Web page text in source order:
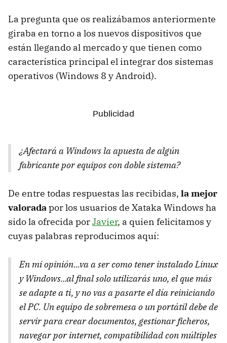
La pregunta que os realizábamos anteriormente
giraba en torno a los nuevos dispositivos que
están llegando al mercado y que tienen como
característica principal el integrar dos sistemas
operativos (Windows 8 y Android).
¿Afectará a Windows la apuesta de algún
fabricante por equipos con doble sistema?
De entre todas respuestas las recibidas, la mejor
valoradapor los usuarios de Xataka Windows ha
sido la ofrecida porJavier, a quien felicitamos y
cuyas palabras reproducimos aquí:
En mi opinión...va a ser como tener instalado Linux
y Windows...al final solo utilizarás uno, el que más
se adapte a ti, y no vas a pasarte el día reiniciando
el PC. Un equipo de sobremesa o un portátil debe de
servir para crear documentos, gestionar ficheros,
navegar por internet, compatibilidad con múltiples